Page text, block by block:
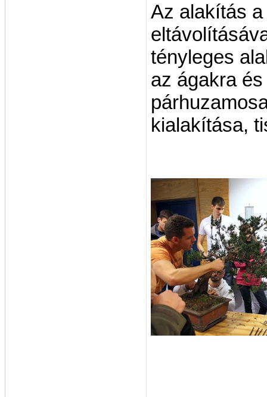
Az alakítás
tényleges
az ágakra
kialakítása,